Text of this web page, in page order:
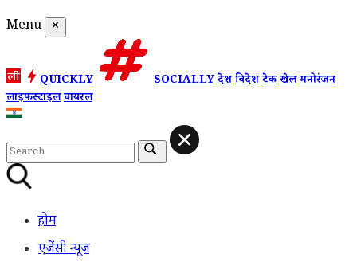
Menu ✕
QUICKLY SOCIALLYदेशविदेशटेकखेलमनोरंजन
लाइफस्टाइलवायरल
होम
एजेंसी न्यूज